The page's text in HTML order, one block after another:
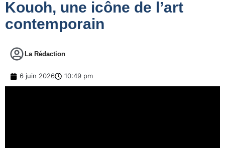
Kouoh, une icône de l’art
contemporain
La Rédaction
6 juin 2026 10:49 pm